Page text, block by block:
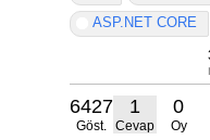
ASP.NET CORE
6427
Göst.
1
Cevap
0
Oy